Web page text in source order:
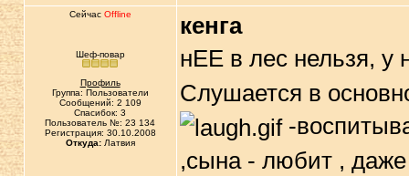
Сейчас Offline
Шеф-повар
Профиль
Группа: Пользователи
Сообщений: 2 109
Спасибок: 3
Пользователь №: 23 134
Регистрация: 30.10.2008
Откуда:Латвия
кенга
нЕЕ в лес нельзя, у
Слушается в
-
,сына - любит , даже